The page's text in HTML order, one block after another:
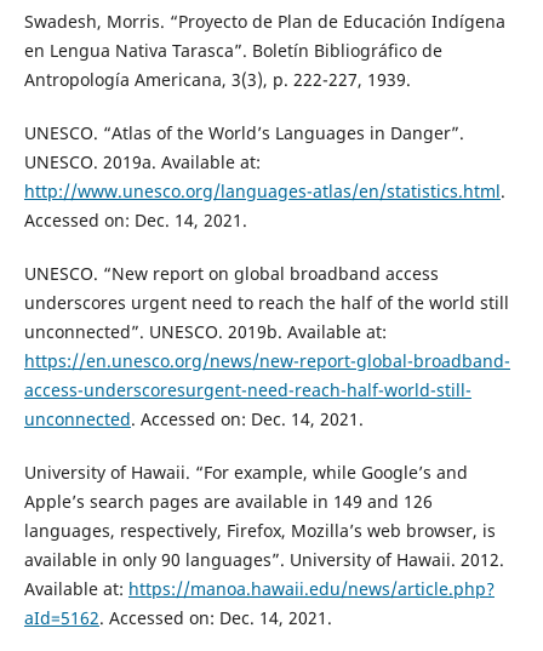
Swadesh, Morris. “Proyecto de Plan de Educación Indígena
en Lengua Nativa Tarasca”. Boletín Bibliográfico de
Antropología Americana, 3(3), p. 222-227, 1939.
UNESCO. “Atlas of the World’s Languages in Danger”.
UNESCO. 2019a. Available at:
http://www.unesco.org/languages-atlas/en/statistics.html.
Accessed on: Dec. 14, 2021.
UNESCO. “New report on global broadband access
underscores urgent need to reach the half of the world still
unconnected”. UNESCO. 2019b. Available at:
https://en.unesco.org/news/new-report-global-broadband-
access-underscoresurgent-need-reach-half-world-still-
unconnected. Accessed on: Dec. 14, 2021.
University of Hawaii. “For example, while Google’s and
Apple’s search pages are available in 149 and 126
languages, respectively, Firefox, Mozilla’s web browser, is
available in only 90 languages”. University of Hawaii. 2012.
Available at: https://manoa.hawaii.edu/news/article.php?
aId=5162. Accessed on: Dec. 14, 2021.